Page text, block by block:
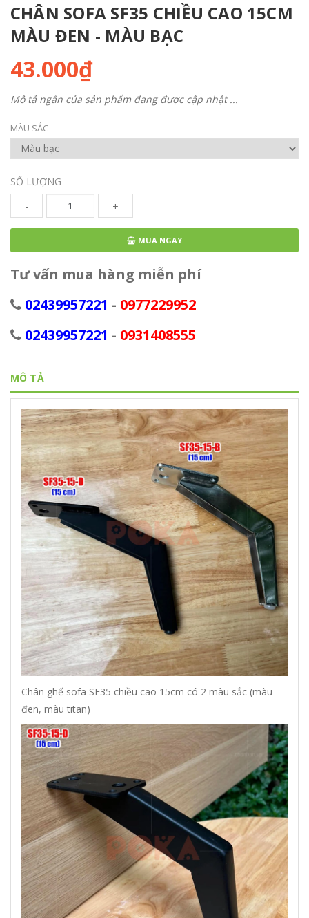
CHÂN SOFA SF35 CHIỀU CAO 15CM
MÀU ĐEN - MÀU BẠC
43.000₫
Mô tả ngắn của sản phẩm đang được cập nhật ...
MÀU SẮC
SỐ LƯỢNG
-
+
MUA NGAY
Tư vấn mua hàng miễn phí
02439957221 - 0977229952
02439957221 - 0931408555
MÔ TẢ
Chân ghế sofa SF35 chiều cao 15cm có 2 màu sắc (màu
đen, màu titan)